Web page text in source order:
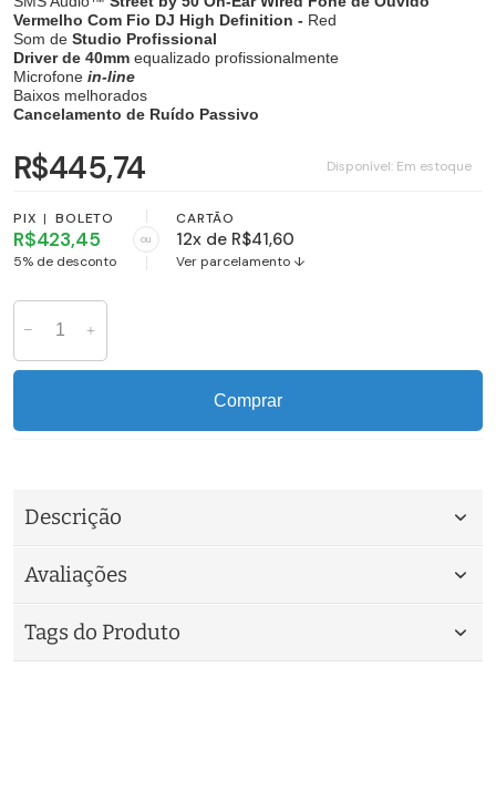
Vermelho Com Fio DJ High Definition - Red
Som de Studio Profissional
Driver de 40mm equalizado profissionalmente
Microfone in-line
Baixos melhorados
Cancelamento de Ruído Passivo
Disponível: Em estoque
R$445,74
PIX | BOLETO
R$423,45
5% de desconto
ou
CARTÃO
12x de R$41,60
Ver parcelamento ↓
Comprar
Descrição
Avaliações
Tags do Produto